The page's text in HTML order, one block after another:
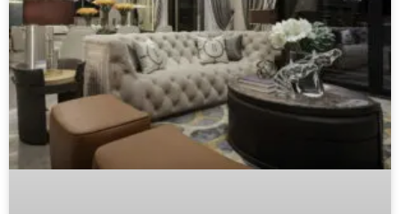
Luxury Furniture Investment: The B2B
Buyer’s Checklist
The definitive guide for distributors, showroom
managers, and design professionals to source,
evaluate, and confidently recommend timeless furniture